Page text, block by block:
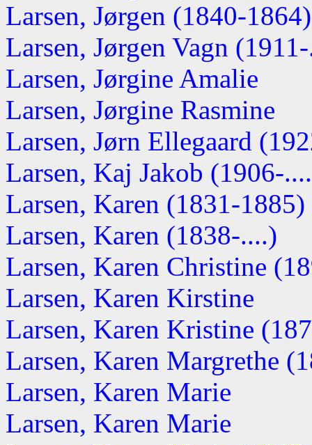
Larsen, Jørgen (1840-1864)
Larsen, Jørgen Vagn
Larsen, Jørgine Amalie
Larsen, Jørgine Rasmine
Larsen, Jørn Ellegaard
Larsen, Kaj Jakob (1906-
Larsen, Karen (1831-1885)
Larsen, Karen (1838-....)
Larsen, Karen Christine
Larsen, Karen Kirstine
Larsen, Karen Kristine
Larsen, Karen Margrethe
Larsen, Karen Marie
Larsen, Karen Marie